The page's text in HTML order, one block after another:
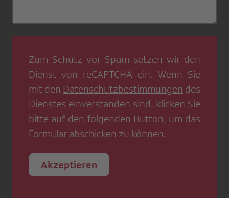
Zum Schutz vor Spam setzen wir den
Dienst von reCAPTCHA ein. Wenn Sie
mit den Datenschutzbestimmungen des
Dienstes einverstanden sind, klicken Sie
bitte auf den folgenden Button, um das
Formular abschicken zu können.
Akzeptieren